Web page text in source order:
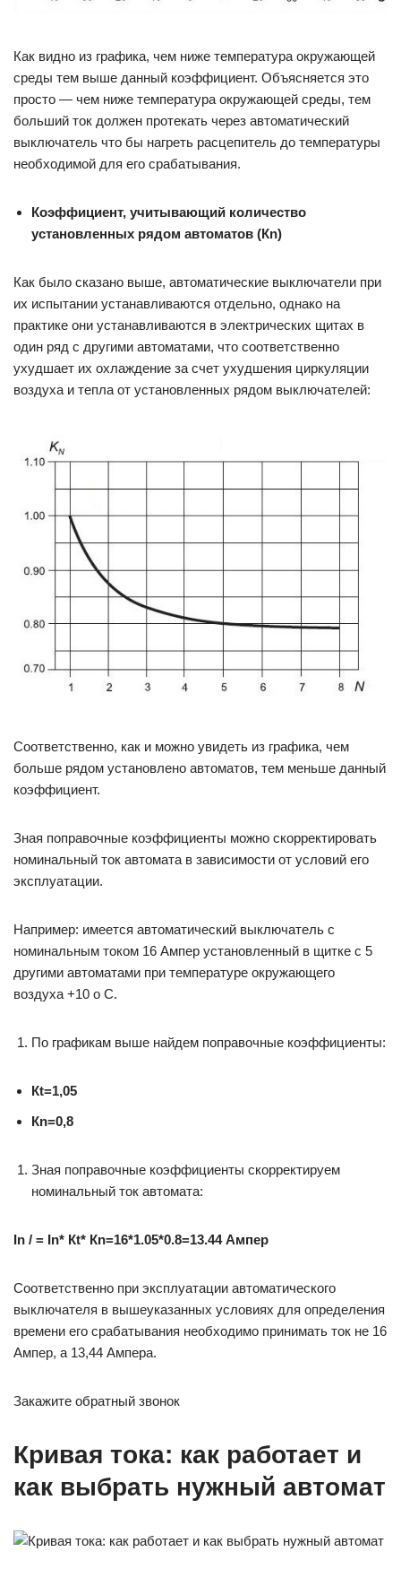
Как видно из графика, чем ниже температура окружающей
среды тем выше данный коэффициент. Объясняется это
просто — чем ниже температура окружающей среды, тем
больший ток должен протекать через автоматический
выключатель что бы нагреть расцепитель до температуры
необходимой для его срабатывания.
Коэффициент, учитывающий количество
установленных рядом автоматов (Кn)
Как было сказано выше, автоматические выключатели при
их испытании устанавливаются отдельно, однако на
практике они устанавливаются в электрических щитах в
один ряд с другими автоматами, что соответственно
ухудшает их охлаждение за счет ухудшения циркуляции
воздуха и тепла от установленных рядом выключателей:
Соответственно, как и можно увидеть из графика, чем
больше рядом установлено автоматов, тем меньше данный
коэффициент.
Зная поправочные коэффициенты можно скорректировать
номинальный ток автомата в зависимости от условий его
эксплуатации.
Например: имеется автоматический выключатель с
номинальным током 16 Ампер установленный в щитке с 5
другими автоматами при температуре окружающего
воздуха +10 о C.
По графикам выше найдем поправочные коэффициенты:
Кt=1,05
Кn=0,8
Зная поправочные коэффициенты скорректируем
номинальный ток автомата:
In / = In* Кt* Кn=16*1.05*0.8=13.44 Ампер
Соответственно при эксплуатации автоматического
выключателя в вышеуказанных условиях для определения
времени его срабатывания необходимо принимать ток не 16
Ампер, а 13,44 Ампера.
Закажите обратный звонок
Кривая тока: как работает и
как выбрать нужный автомат